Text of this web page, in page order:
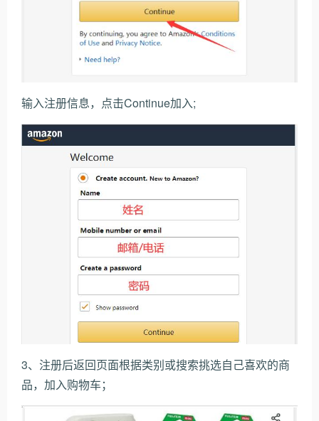
输入注册信息，点击Continue加入;
3、注册后返回页面根据类别或搜索挑选自己喜欢的商
品，加入购物车；